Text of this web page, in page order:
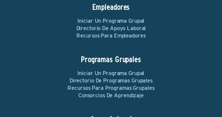
Empleadores
Iniciar Un Programa Grupal
Directorio De Apoyo Laboral
Recursos Para Empleadores
Programas Grupales
Iniciar Un Programa Grupal
Directorio De Programas Grupales
Recursos Para Programas Grupales
Consorcios De Aprendizaje